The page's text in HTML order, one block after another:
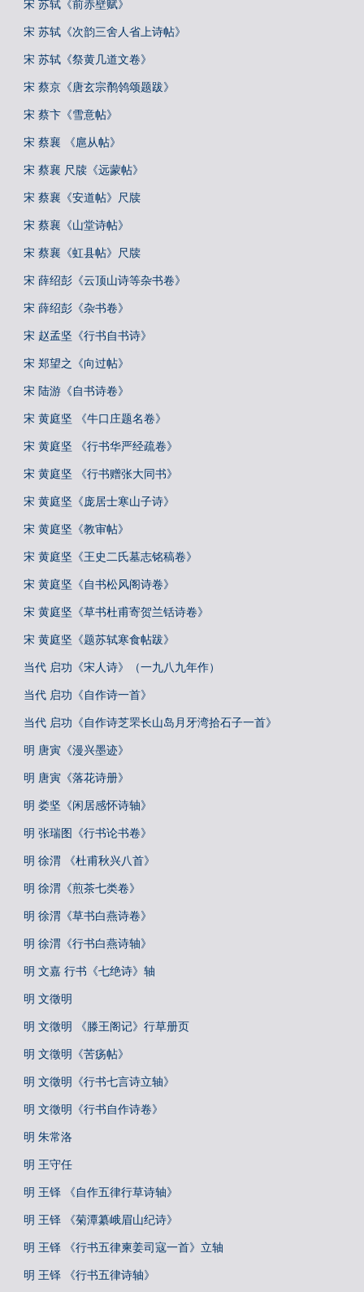
宋 苏轼《前赤壁赋》
宋 苏轼《次韵三舍人省上诗帖》
宋 苏轼《祭黄几道文卷》
宋 蔡京《唐玄宗鹡鸰颂题跋》
宋 蔡卞《雪意帖》
宋 蔡襄 《扈从帖》
宋 蔡襄 尺牍《远蒙帖》
宋 蔡襄《安道帖》尺牍
宋 蔡襄《山堂诗帖》
宋 蔡襄《虹县帖》尺牍
宋 薛绍彭《云顶山诗等杂书卷》
宋 薛绍彭《杂书卷》
宋 赵孟坚《行书自书诗》
宋 郑望之《向过帖》
宋 陆游《自书诗卷》
宋 黄庭坚 《牛口庄题名卷》
宋 黄庭坚 《行书华严经疏卷》
宋 黄庭坚 《行书赠张大同书》
宋 黄庭坚《庞居士寒山子诗》
宋 黄庭坚《教审帖》
宋 黄庭坚《王史二氏墓志铭稿卷》
宋 黄庭坚《自书松风阁诗卷》
宋 黄庭坚《草书杜甫寄贺兰铦诗卷》
宋 黄庭坚《题苏轼寒食帖跋》
当代 启功《宋人诗》（一九八九年作）
当代 启功《自作诗一首》
当代 启功《自作诗芝罘长山岛月牙湾拾石子一首》
明 唐寅《漫兴墨迹》
明 唐寅《落花诗册》
明 娄坚《闲居感怀诗轴》
明 张瑞图《行书论书卷》
明 徐渭 《杜甫秋兴八首》
明 徐渭《煎茶七类卷》
明 徐渭《草书白燕诗卷》
明 徐渭《行书白燕诗轴》
明 文嘉 行书《七绝诗》轴
明 文徵明
明 文徵明 《滕王阁记》行草册页
明 文徵明《苦疡帖》
明 文徵明《行书七言诗立轴》
明 文徵明《行书自作诗卷》
明 朱常洛
明 王守任
明 王铎 《自作五律行草诗轴》
明 王铎 《菊潭纂峨眉山纪诗》
明 王铎 《行书五律柬姜司寇一首》立轴
明 王铎 《行书五律诗轴》